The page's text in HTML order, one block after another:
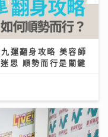
運翻身攻略 美容師
思 順勢而行是關鍵